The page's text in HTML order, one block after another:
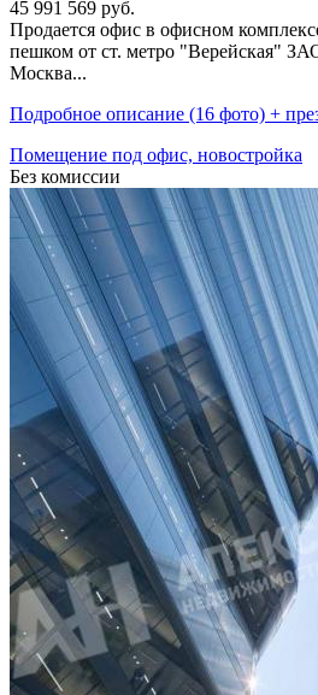
45 991 569 руб.
Продается офис в офисном
пешком от ст. метро "Верейская"
Москва...
Подробное описание (16 фото) +
Помещение под офис, новостройка
Без комиссии